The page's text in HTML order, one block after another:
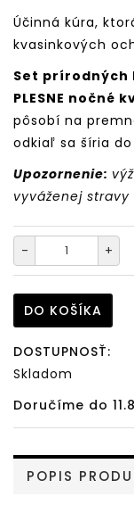
Účinná kúra,
kvasinkových
Set prírodných
PLESNE nočné
pôsobí na
odkiaľ sa šíria
Upozornenie:
vyváženej
- +
DO KOŠÍKA
DOSTUPNOSŤ:
Skladom
Doručíme do
POPIS